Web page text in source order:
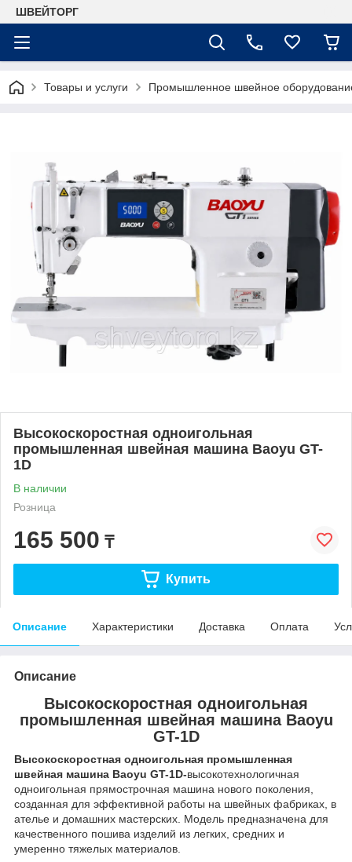
ШВЕЙТОРГ
Товары и услуги Промышленное швейное
Высокоскоростная одноигольная
промышленная швейная машина Baoyu GT-
1D
В наличии
Розница
165 500 ₸
Купить
Описание Характеристики Доставка Оплата
Описание
Высокоскоростная одноигольная
промышленная швейная машина Baoyu
GT-1D
Высокоскоростная одноигольная промышленная
швейная машина Baoyu GT-1D-высокотехнологичная
одноигольная прямострочная машина нового поколения,
созданная для эффективной работы на швейных фабриках, в
ателье и домашних мастерских. Модель предназначена для
качественного пошива изделий из легких, средних и
умеренно тяжелых материалов.